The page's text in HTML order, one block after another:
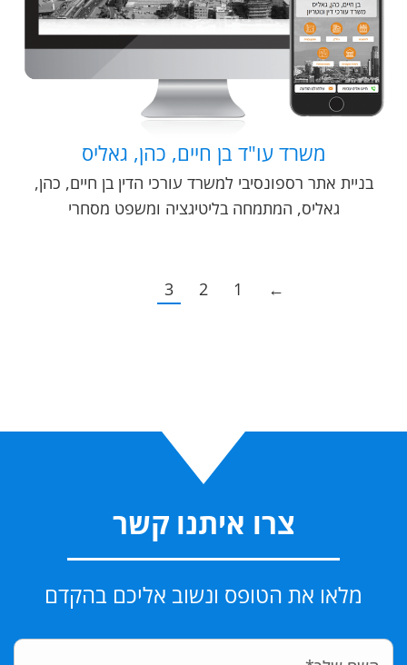
משרד עו"ד בן חיים, כהן, גאליס
בניית אתר רספונסיבי למשרד עורכי הדין בן חיים, כהן,
גאליס, המתמחה בליטיגציה ומשפט מסחרי
←
1
2
3
צרו איתנו קשר
מלאו את הטופס ונשוב אליכם בהקדם